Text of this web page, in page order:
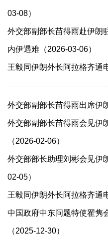
03-08）
外交部副部长苗得雨赴伊朗
内伊遇难（2026-03-06）
王毅同伊朗外长阿拉格齐通
外交部副部长苗得雨出席伊
外交部副部长苗得雨会见伊
（2026-02-06）
外交部部长助理刘彬会见伊
02-05）
王毅同伊朗外长阿拉格齐通
中国政府中东问题特使翟隽
（2025-12-30）